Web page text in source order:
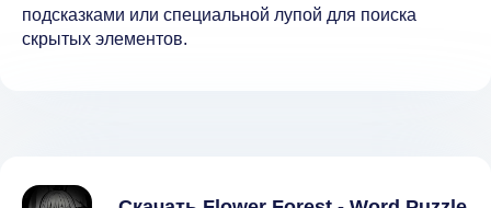
подсказками или специальной лупой для поиска
скрытых элементов.